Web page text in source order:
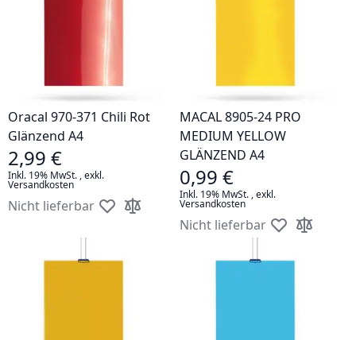
Oracal 970-371 Chili Rot
Glänzend A4
2,99 €
Inkl. 19% MwSt. ,exkl.
Versandkosten
Nicht lieferbar Zur Wunschliste hinzufügen
Zur Vergleichsliste hinzufügen
MACAL 8905-24 PRO
MEDIUM YELLOW
GLÄNZEND A4
0,99 €
Inkl. 19% MwSt. ,exkl.
Versandkosten
Nicht lieferbar Zur Zur